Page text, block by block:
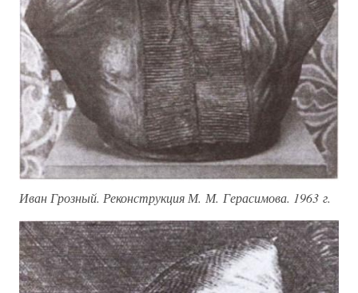
Иван Грозный. Реконструкция М. М. Герасимова. 1963 г.